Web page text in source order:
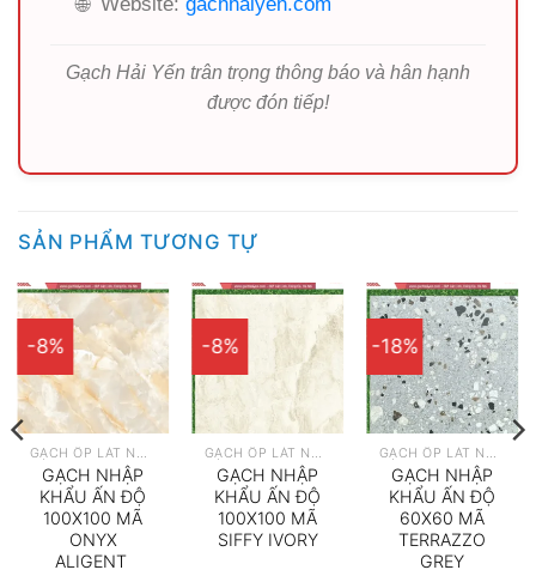
🌐 Website: gachhaiyen.com
Gạch Hải Yến trân trọng thông báo và hân hạnh
được đón tiếp!
SẢN PHẨM TƯƠNG TỰ
-8%
GẠCH ỐP LÁT NHẬP KHẨU
GẠCH NHẬP
KHẨU ẤN ĐỘ
100X100 MÃ
ONYX
ALIGENT
-8%
GẠCH ỐP LÁT NHẬP KHẨU
GẠCH NHẬP
KHẨU ẤN ĐỘ
100X100 MÃ
SIFFY IVORY
-18%
GẠCH ỐP LÁT NHẬP KHẨU
GẠCH NHẬP
KHẨU ẤN ĐỘ
60X60 MÃ
TERRAZZO
GREY